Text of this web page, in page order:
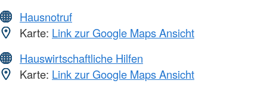
Hausnotruf
Karte: Link zur Google Maps Ansicht
Hauswirtschaftliche Hilfen
Karte: Link zur Google Maps Ansicht